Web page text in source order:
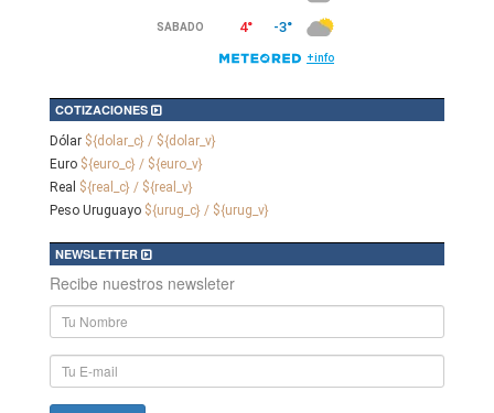
COTIZACIONES
Dólar ${dolar_c} / ${dolar_v}
Euro ${euro_c} / ${euro_v}
Real ${real_c} / ${real_v}
Peso Uruguayo ${urug_c} / ${urug_v}
NEWSLETTER
Recibe nuestros newsleter
Nombre
y
Apellido
E-
mail